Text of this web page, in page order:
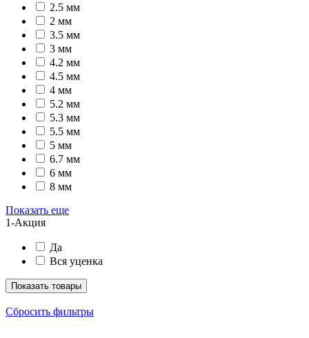
2.5 мм
2 мм
3.5 мм
3 мм
4.2 мм
4.5 мм
4 мм
5.2 мм
5.3 мм
5.5 мм
5 мм
6.7 мм
6 мм
8 мм
Показать еще
1-Акция
Да
Вся уценка
Показать товары
Сбросить фильтры